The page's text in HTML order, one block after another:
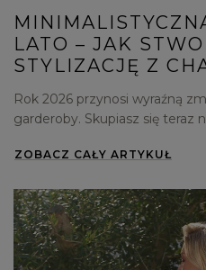
LATO – JAK
STYLIZACJĘ Z
Rok 2026 przynosi wyraźną
garderoby. Skupiasz się teraz
ZOBACZ CAŁY ARTYKUŁ